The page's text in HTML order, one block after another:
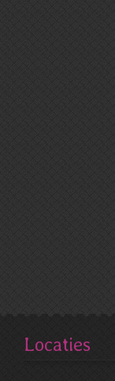
Locaties